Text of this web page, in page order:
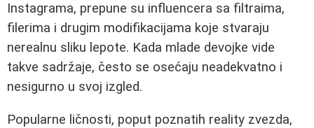
Instagrama, prepune su influencera sa filtraima,
filerima i drugim modifikacijama koje stvaraju
nerealnu sliku lepote. Kada mlade devojke vide
takve sadržaje, često se osećaju neadekvatno i
nesigurno u svoj izgled.
Popularne ličnosti, poput poznatih reality zvezda,